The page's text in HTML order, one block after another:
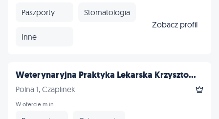
Paszporty Stomatologia
Inne
Zobacz profil
Weterynaryjna Praktyka Lekarska Krzyszto...
Polna 1, Czaplinek
W ofercie m.in.: